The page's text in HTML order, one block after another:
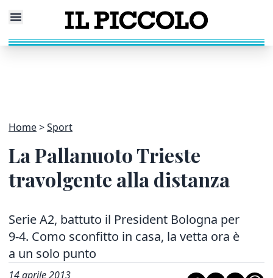
Home Sport
La Pallanuoto Trieste
travolgente alla distanza
Serie A2, battuto il President Bologna per
9-4. Como sconfitto in casa, la vetta ora è
a un solo punto
14 aprile 2013